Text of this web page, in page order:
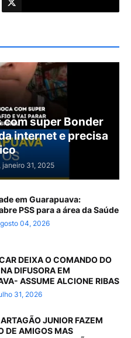
com super Bonder
internet e precisa
31, 2025
em Guarapuava:
PSS para a área da Saúde
04, 2026
DEIXA O COMANDO DO
DIFUSORA EM
ASSUME ALCIONE RIBAS
31, 2026
JUNIOR FAZEM
DE AMIGOS MAS